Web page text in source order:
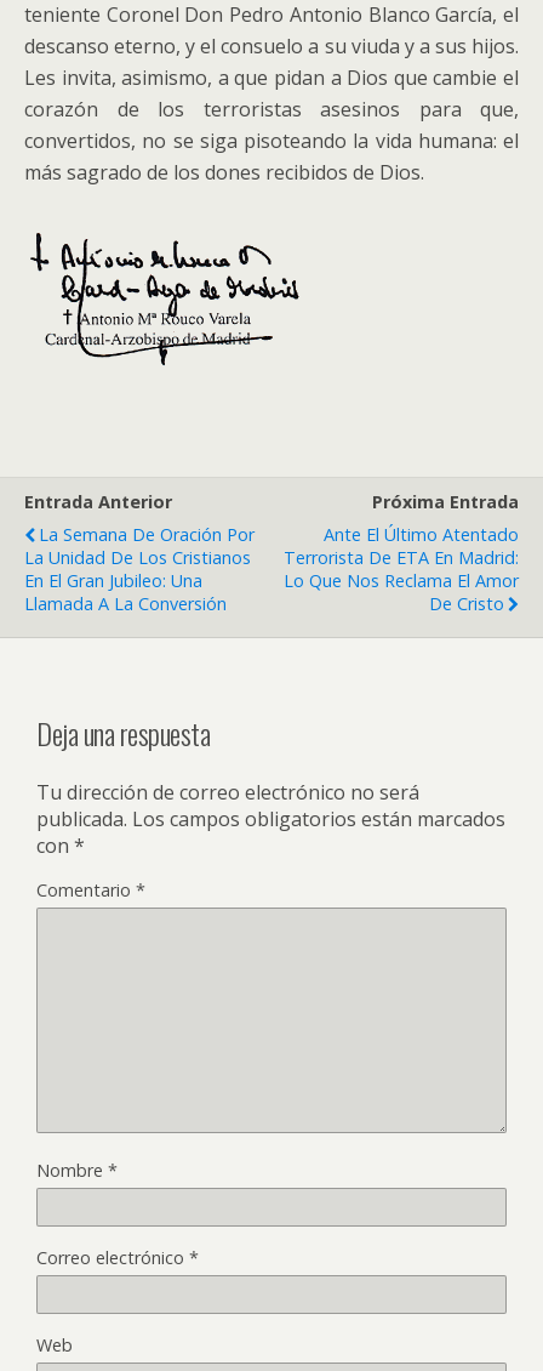
teniente Coronel Don Pedro Antonio Blanco García, el
descanso eterno, y el consuelo a su viuda y a sus hijos.
Les invita, asimismo, a que pidan a Dios que cambie el
corazón de los terroristas asesinos para que,
convertidos, no se siga pisoteando la vida humana: el
más sagrado de los dones recibidos de Dios.
Entrada Anterior
La Semana De Oración Por
La Unidad De Los Cristianos
En El Gran Jubileo: Una
Llamada A La Conversión
Próxima Entrada
Ante El Último Atentado
Terrorista De ETA En Madrid:
Lo Que Nos Reclama El Amor
De Cristo
Deja una respuesta
Tu dirección de correo electrónico no será
publicada. Los campos obligatorios están marcados
con *
Comentario *
Nombre *
Correo electrónico *
Web